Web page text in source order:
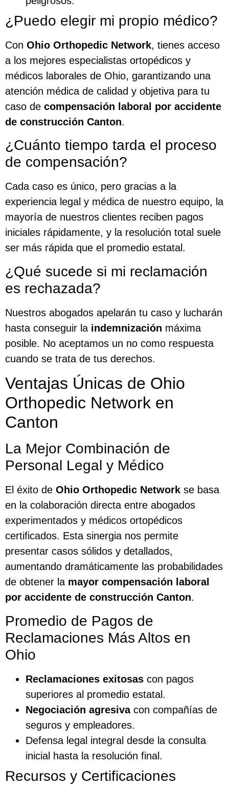
¿Puedo elegir mi propio médico?
Con Ohio Orthopedic Network, tienes acceso
a los mejores especialistas ortopédicos y
médicos laborales de Ohio, garantizando una
atención médica de calidad y objetiva para tu
caso de compensación laboral por accidente
de construcción Canton.
¿Cuánto tiempo tarda el proceso
de compensación?
Cada caso es único, pero gracias a la
experiencia legal y médica de nuestro equipo, la
mayoría de nuestros clientes reciben pagos
iniciales rápidamente, y la resolución total suele
ser más rápida que el promedio estatal.
¿Qué sucede si mi reclamación
es rechazada?
Nuestros abogados apelarán tu caso y lucharán
hasta conseguir la indemnización máxima
posible. No aceptamos un no como respuesta
cuando se trata de tus derechos.
Ventajas Únicas de Ohio
Orthopedic Network en
Canton
La Mejor Combinación de
Personal Legal y Médico
El éxito de Ohio Orthopedic Network se basa
en la colaboración directa entre abogados
experimentados y médicos ortopédicos
certificados. Esta sinergia nos permite
presentar casos sólidos y detallados,
aumentando dramáticamente las probabilidades
de obtener la mayor compensación laboral
por accidente de construcción Canton.
Promedio de Pagos de
Reclamaciones Más Altos en
Ohio
Reclamaciones exitosas con pagos
superiores al promedio estatal.
Negociación agresivacon compañías de
seguros y empleadores.
Defensa legal integral desde la consulta
inicial hasta la resolución final.
Recursos y Certificaciones